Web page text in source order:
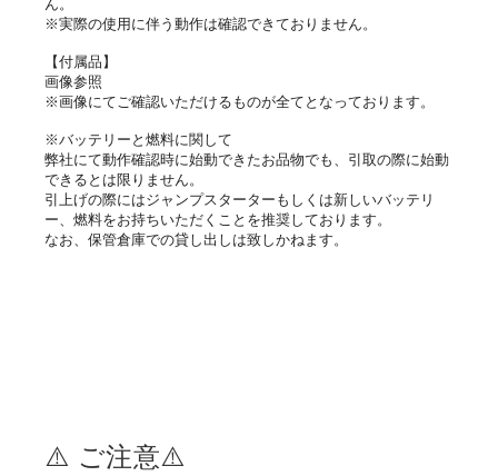
ん。
※実際の使用に伴う動作は確認できておりません。
【付属品】
画像参照
※画像にてご確認いただけるものが全てとなっております。
※バッテリーと燃料に関して
弊社にて動作確認時に始動できたお品物でも、引取の際に始動
できるとは限りません。
引上げの際にはジャンプスターターもしくは新しいバッテリ
ー、燃料をお持ちいただくことを推奨しております。
なお、保管倉庫での貸し出しは致しかねます。
⚠️ ご注意⚠️